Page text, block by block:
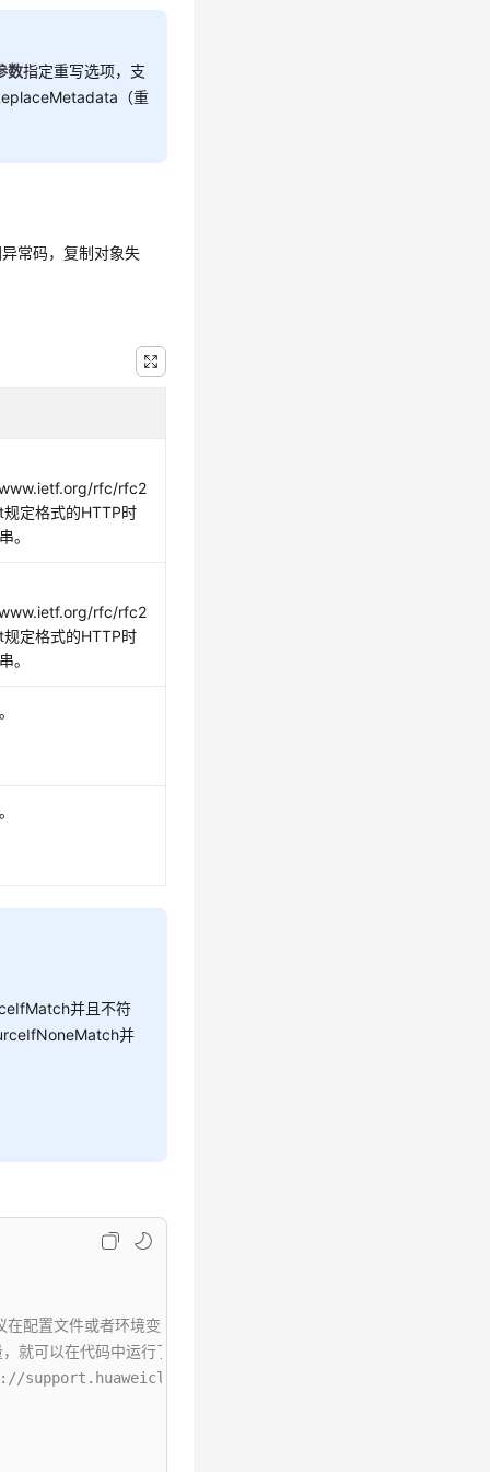
数指定重写选项，支
（重
常码，复制对象失
rfc/rfc2
定格式的HTTP时
。
rfc/rfc2
定格式的HTTP时
。
并且不符
并
配置文件或者环境变量中密文存放，使用时解密，确保安全；本
就可以在代码中运行了。
support.huaweicloud.com/intl/zh-cn/usermanual-ca/